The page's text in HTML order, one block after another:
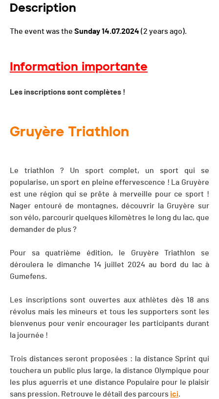
Description
The event was the Sunday 14.07.2024 (2 years ago).
Information importante
Les inscriptions sont complètes !
Gruyère Triathlon
Le triathlon ? Un sport complet, un sport qui se
popularise, un sport en pleine effervescence ! La Gruyère
est une région qui se prête à merveille pour ce sport !
Nager entouré de montagnes, découvrir la Gruyère sur
son vélo, parcourir quelques kilomètres le long du lac, que
demander de plus ?
Pour sa quatrième édition, le Gruyère Triathlon se
déroulera le dimanche 14 juillet 2024 au bord du lac à
Gumefens.
Les inscriptions sont ouvertes aux athlètes dès 18 ans
révolus mais les mineurs et tous les supporters sont les
bienvenus pour venir encourager les participants durant
la journée !
Trois distances seront proposées : la distance Sprint qui
touchera un public plus large, la distance Olympique pour
les plus aguerris et une distance Populaire pour le plaisir
sans pression. Retrouve le détail des parcours ici.